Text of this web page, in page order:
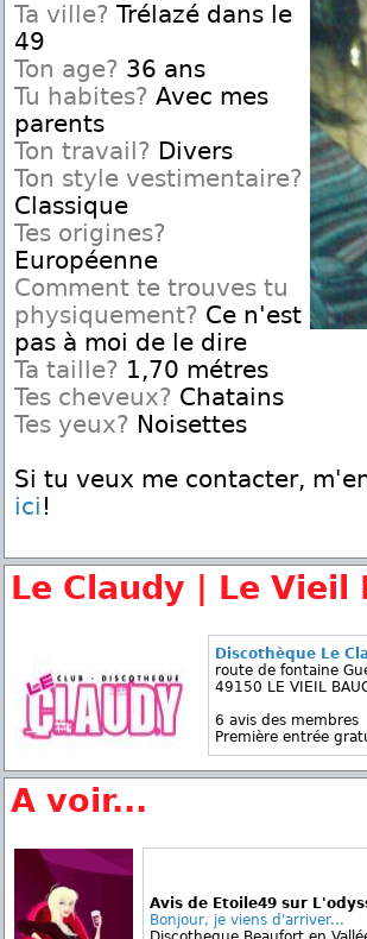
Ta ville? Trélazé dans le
49
Ton age? 36 ans
Tu habites? Avec mes
parents
Ton travail? Divers
Ton style vestimentaire?
Classique
Tes origines?
Européenne
Comment te trouves tu
physiquement? Ce n'est
pas à moi de le dire
Ta taille? 1,70 métres
Tes cheveux? Chatains
Tes yeux? Noisettes
Si tu veux me contacter,
ici !
Le Claudy | Le Vieil
Discothèque Le
route de fontaine
49150 LE VIEIL
6 avis des membres
Première entrée
A voir...
Avis de Etoile49 sur
Bonjour, je viens d'arriver...